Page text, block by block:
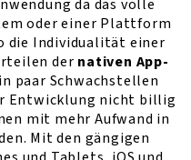
da das volle
oder einer Plattform
die Individualität einer
der nativen App-
paar Schwachstellen
Entwicklung nicht billig
mit mehr Aufwand in
Mit den gängigen